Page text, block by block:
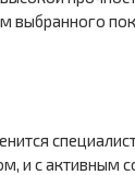
выбранного
и с